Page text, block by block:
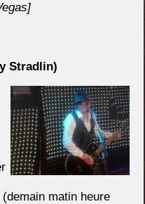
Stradlin)
matin heure